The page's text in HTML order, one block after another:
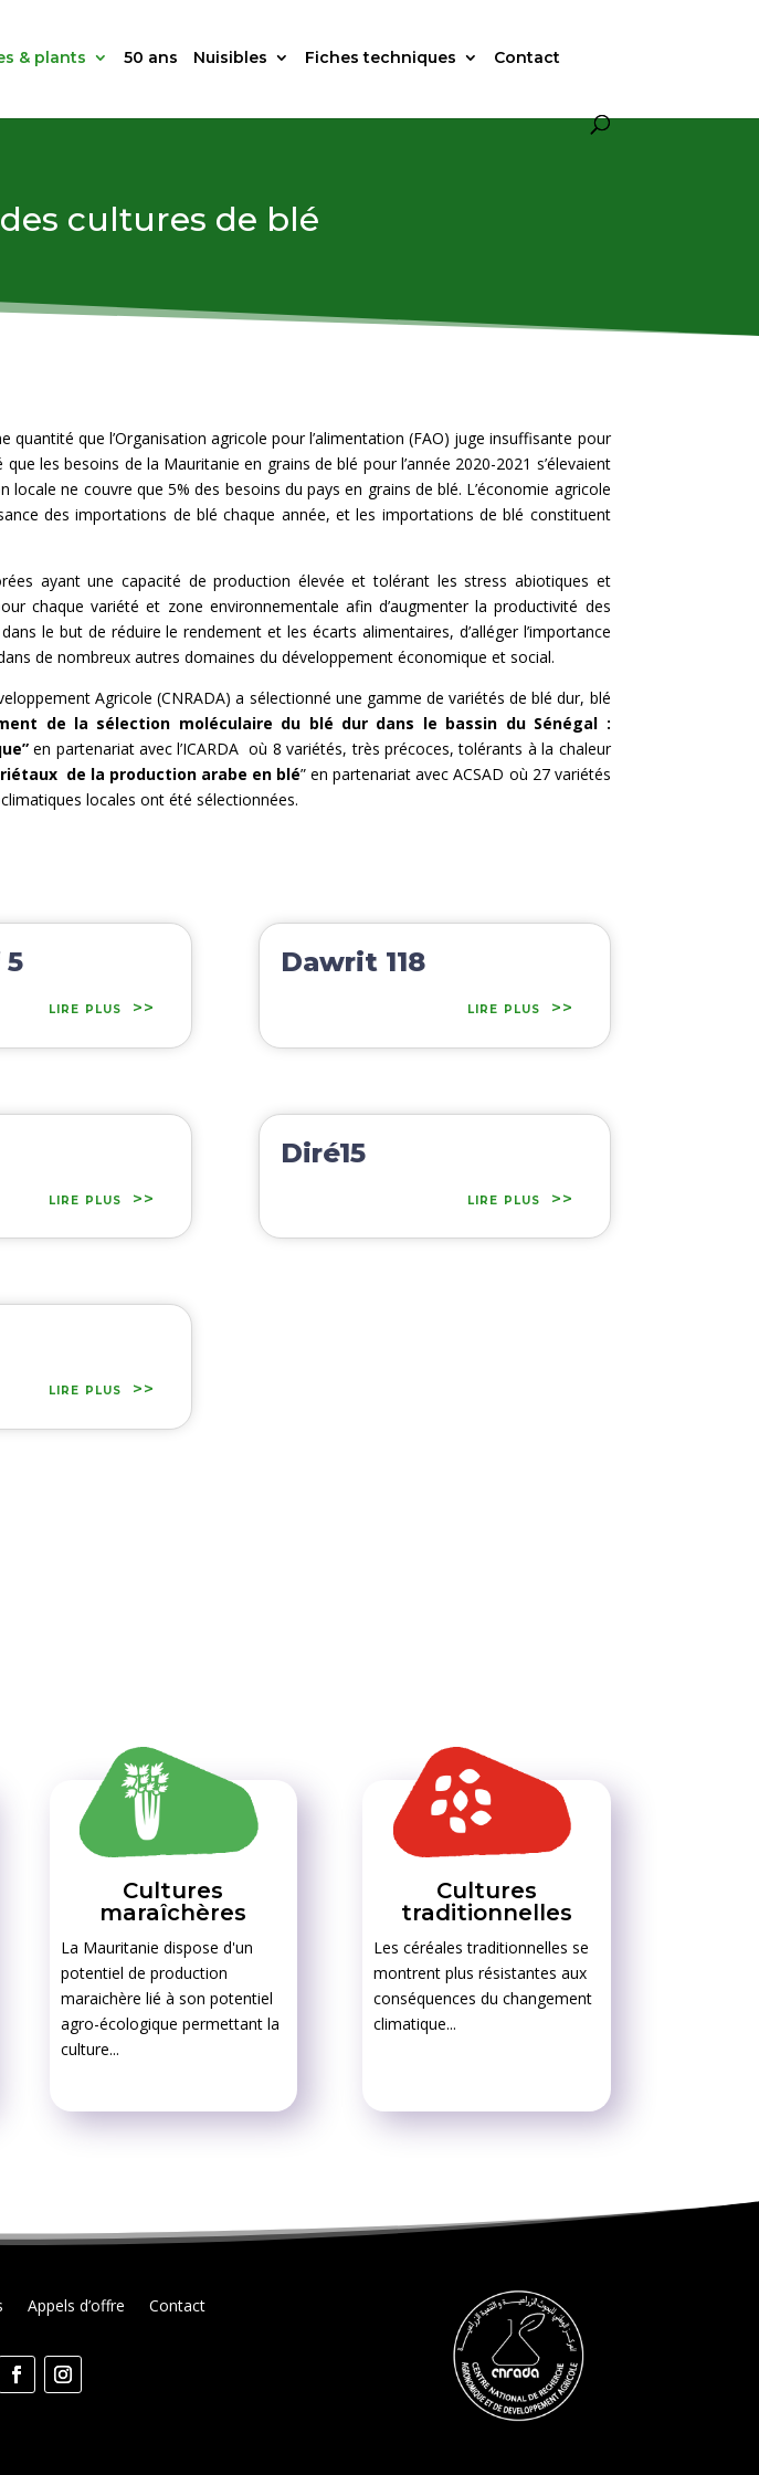
& plants 50 ans Nuisibles Fiches techniques Contact
cultures de blé
que l’Organisation agricole pour l’alimentation (FAO) juge insuffisante pour
les besoins de la Mauritanie en grains de blé pour l’année 2020-2021 s’élevaient
ne couvre que 5% des besoins du pays en grains de blé. L’économie agricole
des importations de blé chaque année, et les importations de blé constituent
ayant une capacité de production élevée et tolérant les stress abiotiques et
chaque variété et zone environnementale afin d’augmenter la productivité des
le but de réduire le rendement et les écarts alimentaires, d’alléger l’importance
de nombreux autres domaines du développement économique et social.
Agricole (CNRADA) a sélectionné une gamme de variétés de blé dur, blé
de la sélection moléculaire du blé dur dans le bassin du Sénégal :
en partenariat avec l’ICARDA où 8 variétés, très précoces, tolérants à la chaleur
de la production arabe en blé” en partenariat avec ACSAD où 27 variétés
locales ont été sélectionnées.
lire plus
lire plus
lire plus
Dawrit 118
lire plus
Diré15
lire plus
Cultures
maraîchères
La Mauritanie dispose d'un
potentiel de production
maraichère lié à son potentiel
agro-écologique permettant la
culture...
Cultures
traditionnelles
Les céréales traditionnelles se
montrent plus résistantes aux
conséquences du changement
climatique...
Appels d’offre Contact